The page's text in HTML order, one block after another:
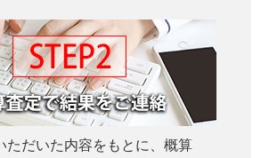
ただいた内容をもとに、概算